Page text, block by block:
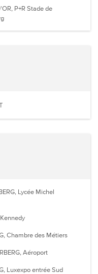
P+R Stade de
Lycée Michel
Chambre des Métiers
Aéroport
Luxexpo entrée Sud